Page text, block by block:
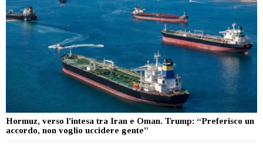
Hormuz, verso l’intesa tra Iran e Oman. Trump: “Preferisco un
accordo, non voglio uccidere gente”